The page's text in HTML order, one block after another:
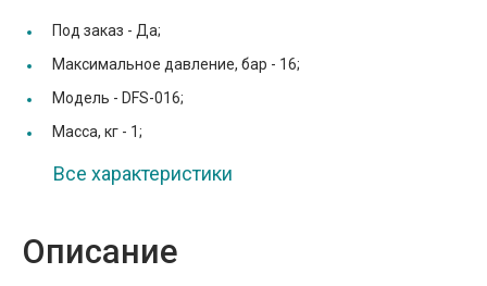
Под заказ - Да;
Максимальное давление, бар - 16;
Модель - DFS-016;
Масса, кг - 1;
Все характеристики
Описание